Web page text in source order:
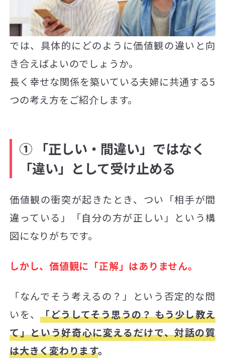
では、具体的にどのように価値観の違いと向
き合えばよいのでしょうか。
長く幸せな関係を築いている夫婦に共通する5
つの考え方をご紹介します。
① 「正しい・間違い」ではなく
「違い」として受け止める
価値観の衝突が起きたとき、つい「相手が間
違っている」「自分の方が正しい」という構
図になりがちです。
しかし、価値観に「正解」はありません。
「なんでそう考えるの？」という否定的な問
いを、「どうしてそう思うの？ もう少し教え
て」という好奇心に変えるだけで、対話の質
は大きく変わります。